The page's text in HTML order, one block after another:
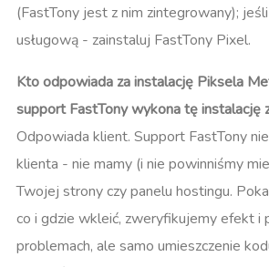
(FastTony jest z nim zintegrowany);
usługową - zainstaluj FastTony Pixel.
Kto odpowiada za instalację Piksela
support FastTony wykona tę instalację
Odpowiada klient. Support FastTony
klienta - nie mamy (i nie powinniśmy
Twojej strony czy panelu hostingu.
co i gdzie wkleić, zweryfikujemy efekt i
problemach, ale samo umieszczenie